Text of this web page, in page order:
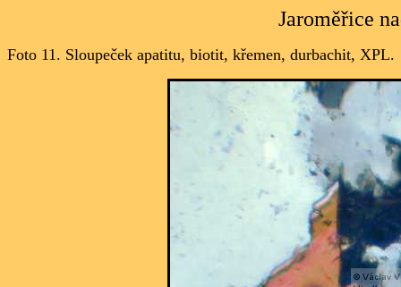
Jaroměřice
Foto 11. Sloupeček apatitu, biotit, křemen, durbachit, XPL.